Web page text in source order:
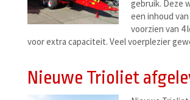
gebruik. Deze
een inhoud van
voorzien van 4
voor extra capaciteit. Veel voerplezier
Nieuwe Trioliet